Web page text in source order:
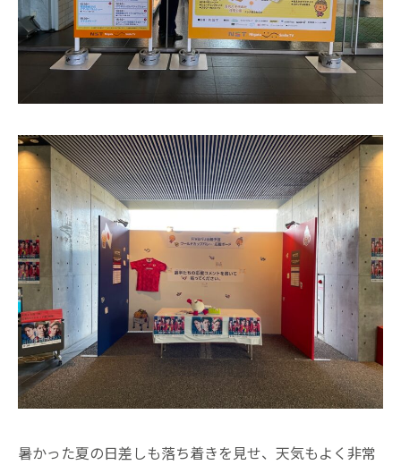
暑かった夏の日差しも落ち着きを見せ、天気もよく非常